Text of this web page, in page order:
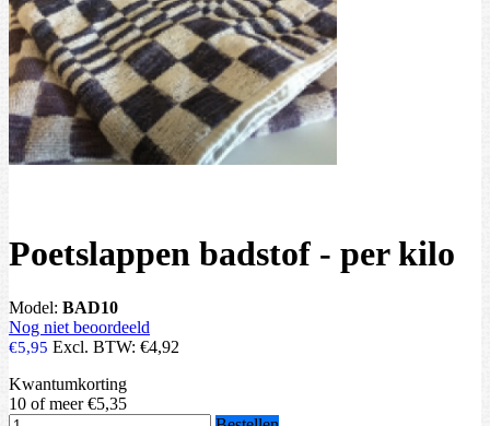
Poetslappen badstof - per kilo
Model: BAD10
Nog niet beoordeeld
€5,95 Excl. BTW: €4,92
Kwantumkorting
10 of meer €5,35